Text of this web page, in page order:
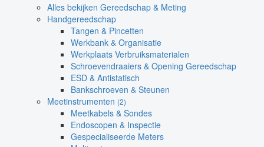
Alles bekijken Gereedschap & Meting
Handgereedschap
Tangen & Pincetten
Werkbank & Organisatie
Werkplaats Verbruiksmaterialen
Schroevendraaiers & Opening Gereedschap
ESD & Antistatisch
Bankschroeven & Steunen
Meetinstrumenten (2)
Meetkabels & Sondes
Endoscopen & Inspectie
Gespecialiseerde Meters